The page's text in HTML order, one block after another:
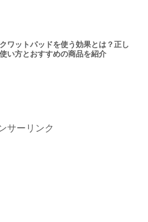
ワットパッドを使う効果とは？正し
い方とおすすめの商品を紹介
サーリンク